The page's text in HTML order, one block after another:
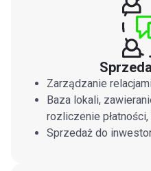
Zarządzanie
Baza lokali,
rozliczenie
Sprzedaż do